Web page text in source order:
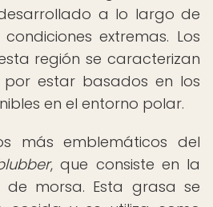
a lo largo de
extremas. Los
región se caracterizan
por estar basados en los
en el entorno polar.
más emblemáticos del
, que consiste en la
morsa. Esta grasa se